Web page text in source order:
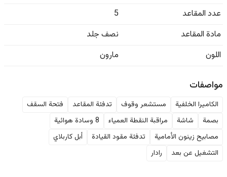
عدد المقاعد
5
مادة المقاعد
نصف جلد
اللون
مارون
مواصفات
الكاميرا الخلفية مستشعر وقوف تدفئة المقاعد
فتحة السقف
بصمة
شاشة مراقبة النقطة العمياء
8 وسادة هوائية
مصابيح زينون الأمامية
تدفئة مقود القيادة
أبل كاربلاي
التشغيل عن بعد
رادار